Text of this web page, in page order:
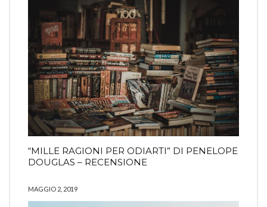
“MILLE RAGIONI PER ODIARTI” DI PENELOPE
DOUGLAS – RECENSIONE
MAGGIO 2, 2019